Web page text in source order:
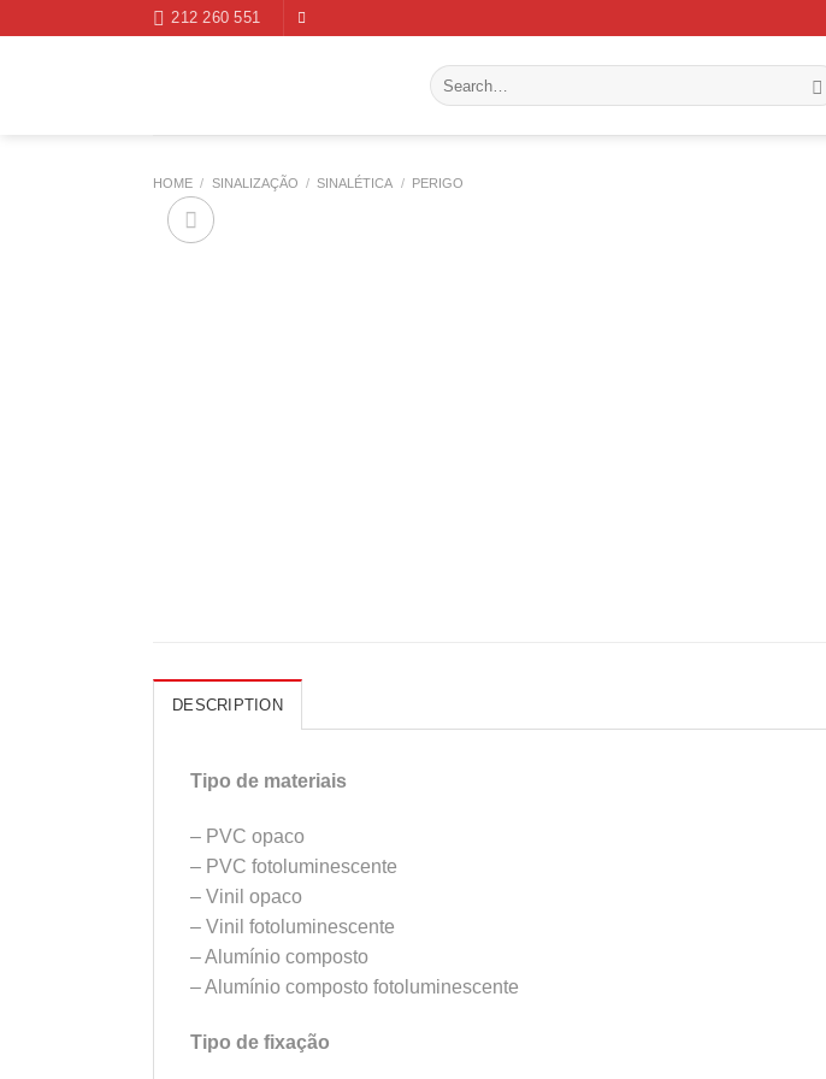
212 260 551
Search
for:
HOME / SINALIZAÇÃO / SINALÉTICA / PERIGO
DESCRIPTION
Tipo de materiais
– PVC opaco
– PVC fotoluminescente
– Vinil opaco
– Vinil fotoluminescente
– Alumínio composto
– Alumínio composto fotoluminescente
Tipo de fixação